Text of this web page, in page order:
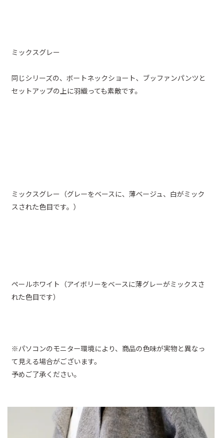
ミックスグレー
同じシリーズの、ボートネックショート、ブッファンパンツと
セットアップの上に羽織っても素敵です。
ミックスグレー（グレーをベースに、薄ベージュ、白がミック
スされた色目です。）
ペールホワイト（アイボリーをベースに薄グレーがミックスさ
れた色目です）
※パソコンのモニター環境により、商品の色味が実物と異なっ
て見える場合がございます。
予めご了承ください。